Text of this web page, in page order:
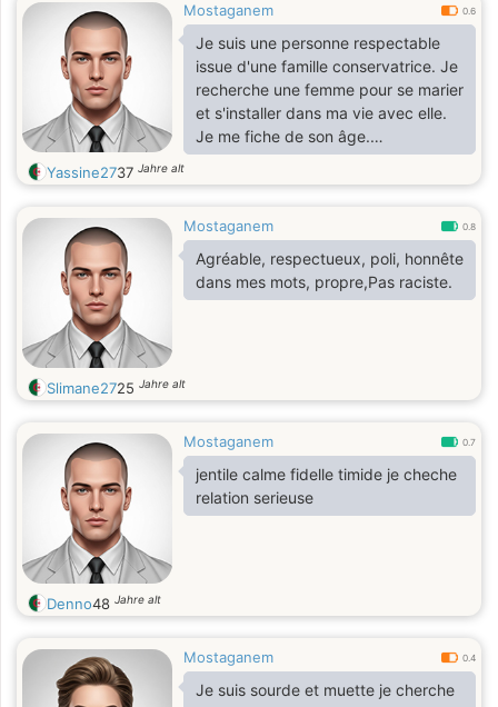
Mostaganem 0.6
Je suis une personne respectable
issue d'une famille conservatrice. Je
recherche une femme pour se marier
et s'installer dans ma vie avec elle.
Je me fiche de son âge.
Franchement, elle comprend,
respecte, apprécie et prend soin.
recherche une grande femme. Je
suis une personne pauvre.
Yassine2737 Jahre alt
Mostaganem 0.8
Agréable, respectueux, poli, honnête
dans mes mots, propre,Pas raciste.
Slimane2725 Jahre alt
Mostaganem 0.7
jentile calme fidelle timide je cheche
relation serieuse
Denno48 Jahre alt
Mostaganem 0.4
Je suis sourde et muette je cherche